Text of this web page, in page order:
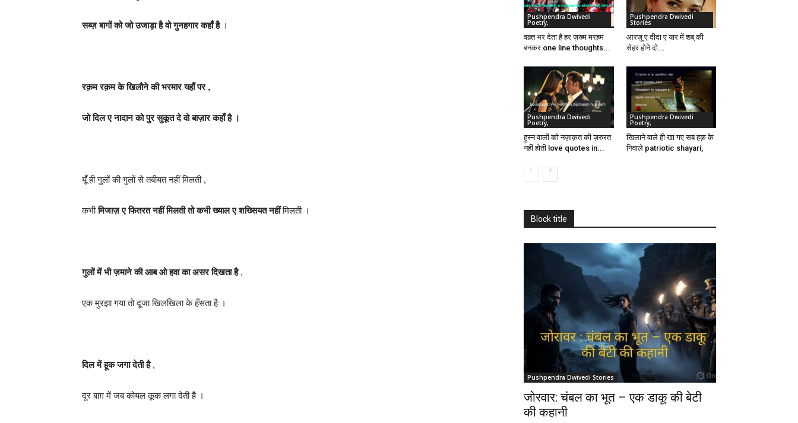
सब्ज़ बागों को जो उजाड़ा है वो गुनहगार कहाँ है।
रक़म रक़म के खिलौने की भरमार यहाँ पर ,
जो दिल ए नादान को पुर सुकूत दे वो बाज़ार कहाँ है ।
यूँ ही गुलों की गुलों से तबीयत नहीं मिलती ,
कभीमिजाज़ ए फितरत नहीं मिलती तो कभी ख्याल ए शख्सियत नहींमिलती ।
गुलों में भी ज़माने की आब ओ हवा का असर दिखता है,
एक मुरझा गया तो दूजा खिलखिला के हँसता है ।
दिल में हूक जगा देती है,
दूर बाग़ में जब कोयल कूक लगा देती है ।
Pushpendra Dwivedi
Poetry,
वक़्त भर देता है हर ज़ख्म मरहम
बनकर one line thoughts...
Pushpendra Dwivedi
Stories
आरज़ू ए दीदा ए यार में शब् की
सेहर होने दो...
Pushpendra Dwivedi
Poetry,
हुस्न वालों को नज़ाक़त की ज़रुरत
नहीं होती love quotes in...
Pushpendra Dwivedi
Poetry,
खिलाने वाले ही खा गए सब हक़ के
निवाले patriotic shayari,
Block title
Pushpendra Dwivedi Stories
जोरवार: चंबल का भूत – एक डाकू की बेटी
की कहानी